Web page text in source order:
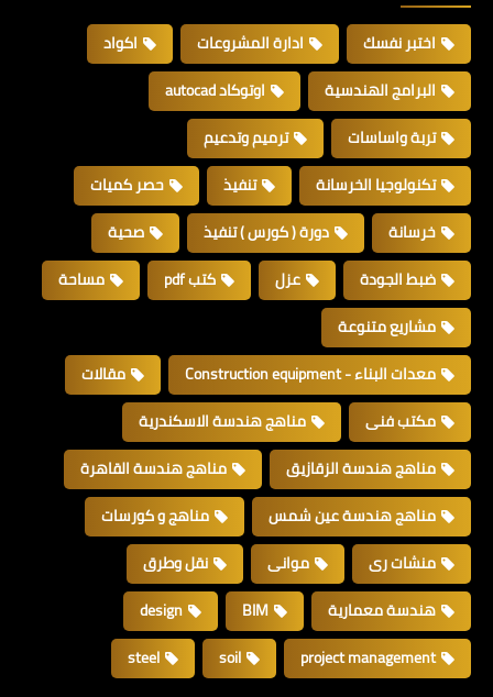
اختبر نفسك ادارة المشروعات
اكواد
البرامج الهندسية
اوتوكاد autocad
تربة واساسات
ترميم وتدعيم
تكنولوجيا الخرسانة
تنفيذ
حصر كميات
خرسانة
دورة ( كورس ) تنفيذ
صحية
ضبط الجودة
عزل كتب pdf
مساحة
مشاريع متنوعة
معدات البناء - Construction equipment
مقالات
مكتب فنى
مناهج هندسة الاسكندرية
مناهج هندسة الزقازيق
مناهج هندسة القاهرة
مناهج هندسة عين شمس
مناهج و كورسات
منشات رى
موانى
نقل وطرق
هندسة معمارية
BIM
design
project management
soil
steel